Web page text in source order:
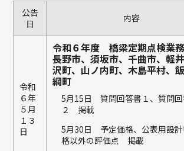
公告
日
内容
令和
６年
５月
１３
日
令和６年度 橋梁定期点検業務
長野市、須坂市、千曲市、軽井
沢町、山ノ内町、木島平村、飯
綱町
5月15日 質問回答書１、質問回
２ 掲載
5月30日 予定価格、公表用設計
格以外の評価点 掲載